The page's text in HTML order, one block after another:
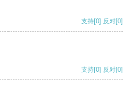
支持[0] 反对[0]
支持[0] 反对[0]